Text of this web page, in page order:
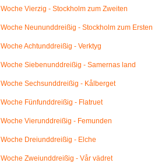
Woche Vierzig - Stockholm zum Zweiten
Woche Neununddreißig - Stockholm zum Ersten
Woche Achtunddreißig - Verktyg
Woche Siebenunddreißig - Samernas land
Woche Sechsunddreißig - Kålberget
Woche Fünfunddreißig - Flatruet
Woche Vierunddreißig - Femunden
Woche Dreiunddreißig - Elche
Woche Zweiunddreißig - Vår vädret